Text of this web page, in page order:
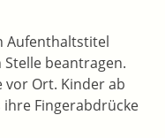
Aufenthaltstitel
beantragen.
vor Ort. Kinder ab
ihre Fingerabdrücke